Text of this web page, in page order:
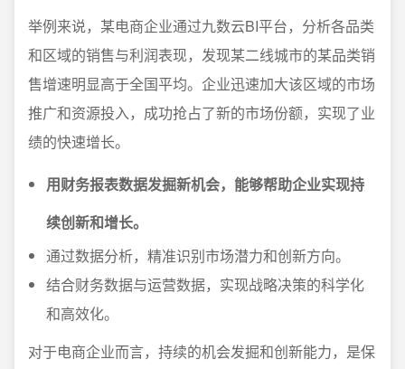
举例来说，某电商企业通过九数云BI平台，分析各品类
和区域的销售与利润表现，发现某二线城市的某品类销
售增速明显高于全国平均。企业迅速加大该区域的市场
推广和资源投入，成功抢占了新的市场份额，实现了业
绩的快速增长。
用财务报表数据发掘新机会，能够帮助企业实现持
续创新和增长。
通过数据分析，精准识别市场潜力和创新方向。
结合财务数据与运营数据，实现战略决策的科学化
和高效化。
对于电商企业而言，持续的机会发掘和创新能力，是保